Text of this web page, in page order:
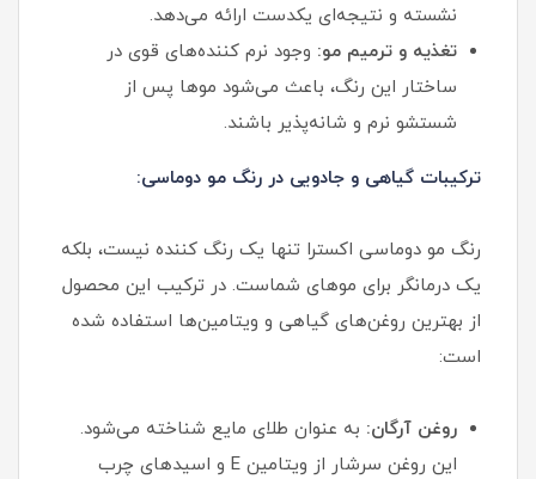
نشسته و نتیجه‌ای یکدست ارائه می‌دهد.
تغذیه و ترمیم مو: وجود نرم‌ کننده‌های قوی در
ساختار این رنگ، باعث می‌شود موها پس از
شستشو نرم و شانه‌پذیر باشند.
ترکیبات گیاهی و جادویی در رنگ مو دوماسی:
رنگ مو دوماسی اکسترا تنها یک رنگ کننده نیست، بلکه
یک درمانگر برای موهای شماست. در ترکیب این محصول
از بهترین روغن‌های گیاهی و ویتامین‌ها استفاده شده
است:
روغن آرگان: به عنوان طلای مایع شناخته می‌شود.
این روغن سرشار از ویتامین E و اسیدهای چرب